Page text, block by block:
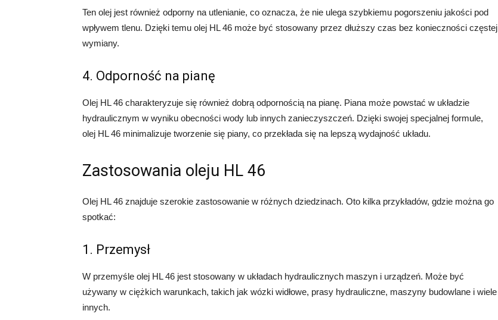
Ten olej jest również odporny na utlenianie, co oznacza, że nie ulega szybkiemu pogorszeniu jakości pod
wpływem tlenu. Dzięki temu olej HL 46 może być stosowany przez dłuższy czas bez konieczności częstej
wymiany.
4. Odporność na pianę
Olej HL 46 charakteryzuje się również dobrą odpornością na pianę. Piana może powstać w układzie
hydraulicznym w wyniku obecności wody lub innych zanieczyszczeń. Dzięki swojej specjalnej formule,
olej HL 46 minimalizuje tworzenie się piany, co przekłada się na lepszą wydajność układu.
Zastosowania oleju HL 46
Olej HL 46 znajduje szerokie zastosowanie w różnych dziedzinach. Oto kilka przykładów, gdzie można go
spotkać:
1. Przemysł
W przemyśle olej HL 46 jest stosowany w układach hydraulicznych maszyn i urządzeń. Może być
używany w ciężkich warunkach, takich jak wózki widłowe, prasy hydrauliczne, maszyny budowlane i wiele
innych.